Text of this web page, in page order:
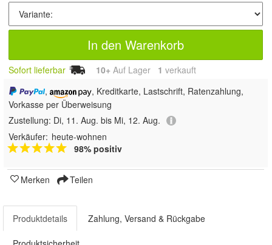
In den Warenkorb
Sofort lieferbar 10+ Auf Lager 1 verkauft
,
, Kreditkarte, Lastschrift, Ratenzahlung,
Vorkasse per Überweisung
Zustellung: Di, 11. Aug. bis Mi, 12. Aug.
Verkäufer: heute-wohnen
98% positiv
Merken Teilen
Produktdetails Zahlung, Versand & Rückgabe